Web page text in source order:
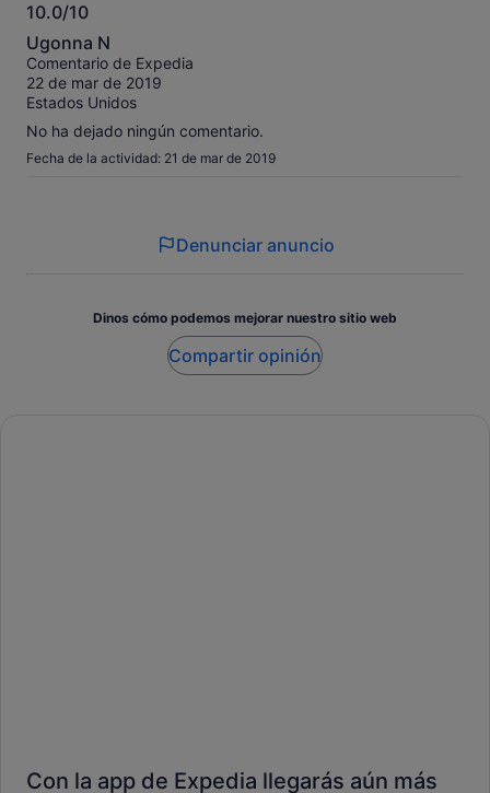
10.0/10
10.0
sobre
10
Ugonna N
Comentario de Expedia
22 de mar de 2019
Estados Unidos
No ha dejado ningún comentario.
Fecha de la actividad: 21 de mar de 2019
Denunciar anuncio
Dinos cómo podemos mejorar nuestro sitio web
Compartir opinión
Con la app de Expedia llegarás aún más